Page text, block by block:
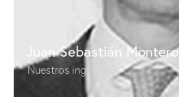
Juan Sebastián Montero
Nuestros ingenieros